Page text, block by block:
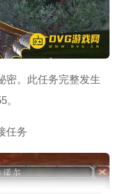
密。此任务完整发生
任务